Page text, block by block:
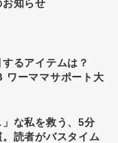
知らせ
るアイテムは？
ワーママサポート大
な私を救う、5分
読者がバスタイム